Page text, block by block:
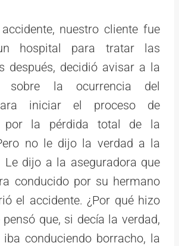
nuestro cliente fue
hospital para tratar las
después, decidió avisar a la
sobre la ocurrencia del
iniciar el proceso de
por la pérdida total de la
no le dijo la verdad a la
Le dijo a la aseguradora que
conducido por su hermano
el accidente. ¿Por qué hizo
pensó que, si decía la verdad,
iba conduciendo borracho, la